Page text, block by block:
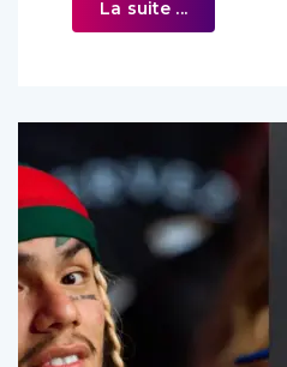
La suite ...